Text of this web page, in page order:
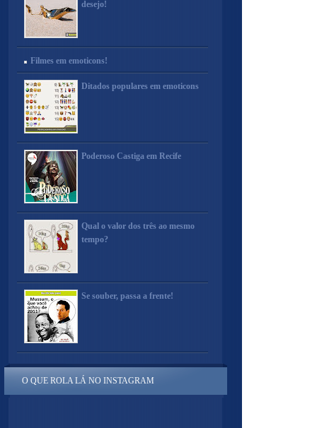
desejo!
Filmes em emoticons!
Ditados populares em emoticons
Poderoso Castiga em Recife
Qual o valor dos três ao mesmo
tempo?
Se souber, passa a frente!
O QUE ROLA LÁ NO INSTAGRAM